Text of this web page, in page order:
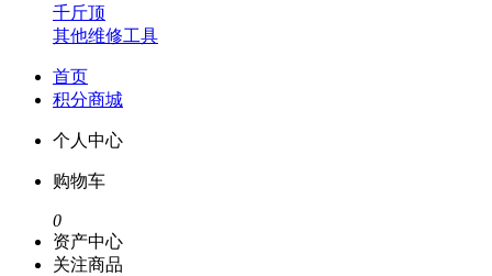
千斤顶
其他维修工具
首页
积分商城
个人中心
购物车
0
资产中心
关注商品